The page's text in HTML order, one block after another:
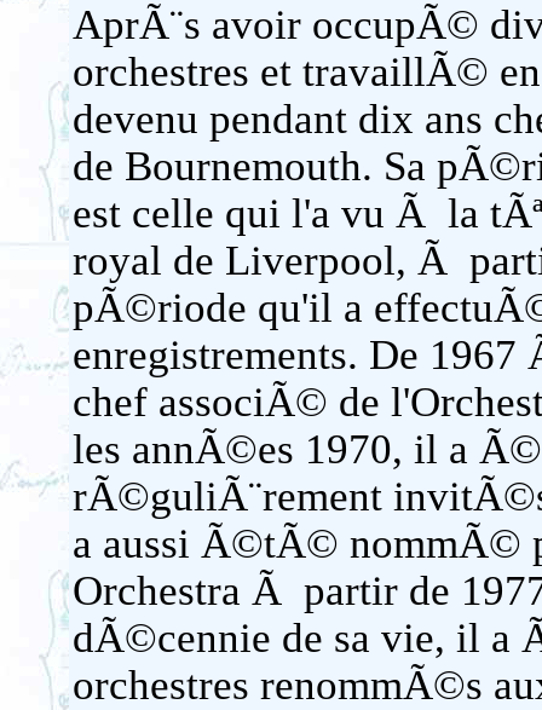
AprÃ¨s avoir occupÃ©
orchestres et travaillÃ©
devenu pendant dix ans
de Bournemouth. Sa
est celle qui l'a vu Ã la
royal de Liverpool, Ã
pÃ©riode qu'il a
enregistrements. De
chef associÃ© de
les annÃ©es 1970, il a
rÃ©guliÃ¨rement
a aussi Ã©tÃ© nommÃ©
Orchestra Ã partir de
dÃ©cennie de sa vie, il
orchestres renommÃ©s